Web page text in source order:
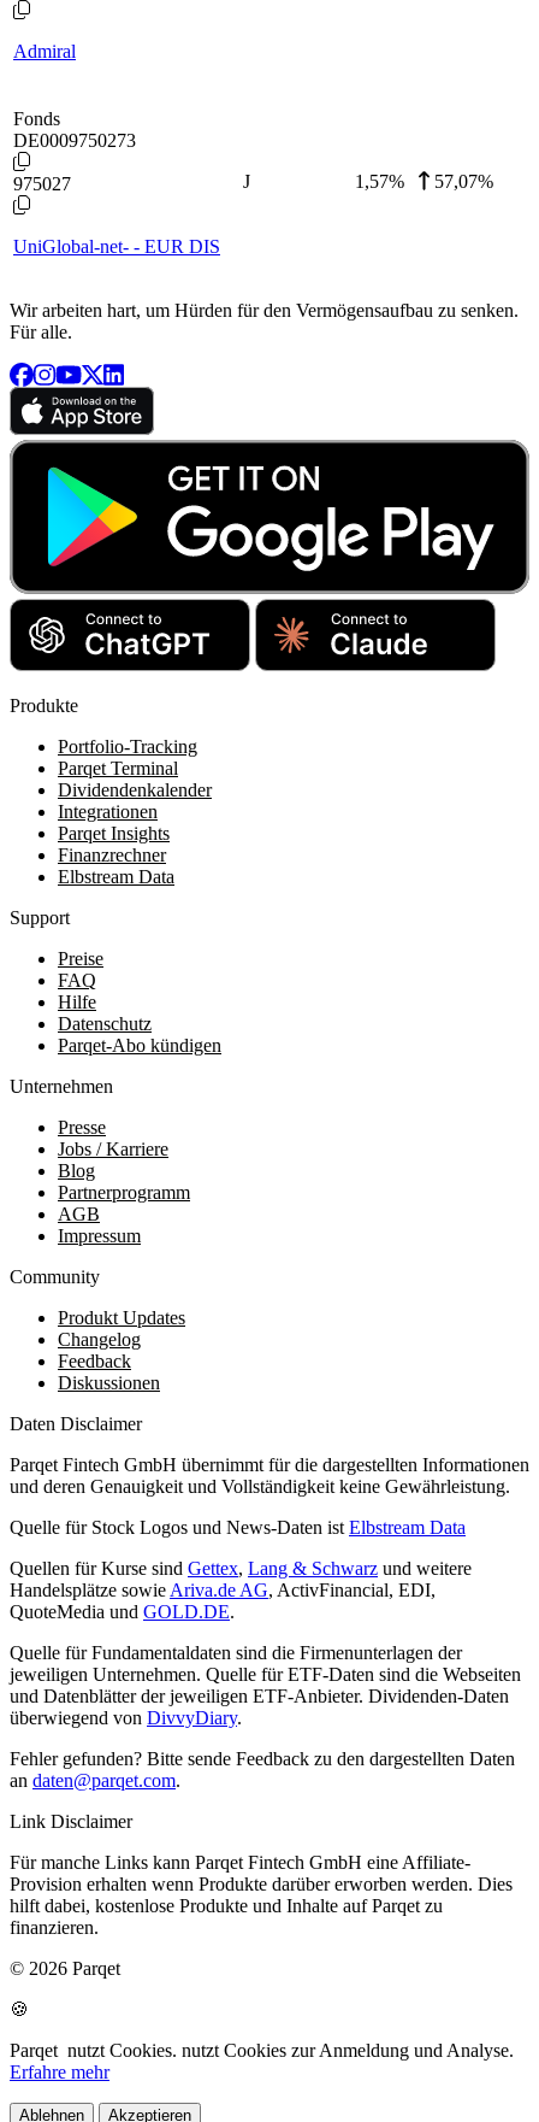
Admiral
Fonds
DE0009750273
975027
UniGlobal-net- - EUR DIS
J 1,57% 57,07%
Wir arbeiten hart, um Hürden für den Vermögensaufbau zu senken.
Für alle.
Produkte
Portfolio-Tracking
Parqet Terminal
Dividendenkalender
Integrationen
Parqet Insights
Finanzrechner
Elbstream Data
Support
Preise
FAQ
Hilfe
Datenschutz
Parqet-Abo kündigen
Unternehmen
Presse
Jobs / Karriere
Blog
Partnerprogramm
AGB
Impressum
Community
Produkt Updates
Changelog
Feedback
Diskussionen
Daten Disclaimer
Parqet Fintech GmbH übernimmt für die dargestellten Informationen
und deren Genauigkeit und Vollständigkeit keine Gewährleistung.
Quelle für Stock Logos und News-Daten ist Elbstream Data
Quellen für Kurse sind Gettex, Lang & Schwarz und weitere
Handelsplätze sowie Ariva.de AG, ActivFinancial, EDI,
QuoteMedia und GOLD.DE.
Quelle für Fundamentaldaten sind die Firmenunterlagen der
jeweiligen Unternehmen. Quelle für ETF-Daten sind die Webseiten
und Datenblätter der jeweiligen ETF-Anbieter. Dividenden-Daten
überwiegend von DivvyDiary.
Fehler gefunden? Bitte sende Feedback zu den dargestellten Daten
an daten@parqet.com.
Link Disclaimer
Für manche Links kann Parqet Fintech GmbH eine Affiliate-
Provision erhalten wenn Produkte darüber erworben werden. Dies
hilft dabei, kostenlose Produkte und Inhalte auf Parqet zu
finanzieren.
© 2026 Parqet
🍪
Parqet nutzt Cookies. nutzt Cookies zur Anmeldung und Analyse.
Erfahre mehr
Ablehnen Akzeptieren